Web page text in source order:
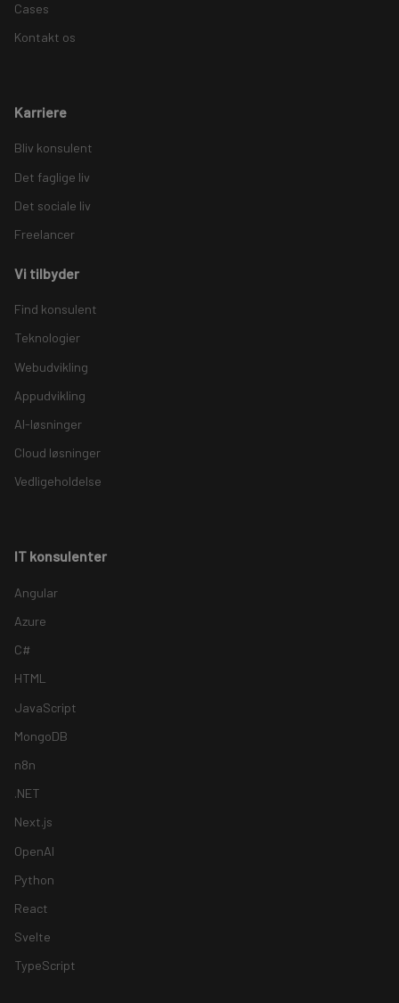
Cases
Kontakt os
Karriere
Bliv konsulent
Det faglige liv
Det sociale liv
Freelancer
Vi tilbyder
Find konsulent
Teknologier
Webudvikling
Appudvikling
AI-løsninger
Cloud løsninger
Vedligeholdelse
IT konsulenter
Angular
Azure
C#
HTML
JavaScript
MongoDB
n8n
.NET
Next.js
OpenAI
Python
React
Svelte
TypeScript